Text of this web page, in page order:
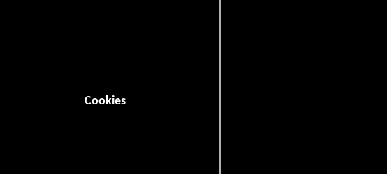
Cookies
1h 37m (97 minutos).